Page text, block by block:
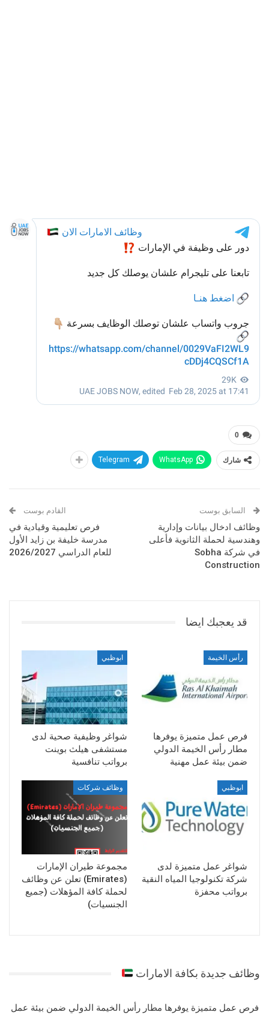
0
شارك WhatsApp
Telegram
السابق بوست
وظائف ادخال بيانات وإدارية
وهندسية لحملة الثانوية فأعلى
في شركة Sobha
Construction
القادم بوست
فرص تعليمية وقيادية في
مدرسة خليفة بن زايد الأول
للعام الدراسي 2026/2027
قد يعجبك ايضا
رأس الخيمة
فرص عمل متميزة يوفرها
مطار رأس الخيمة الدولي
ضمن بيئة عمل مهنية
ابوظبي
شواغر وظيفية صحية لدى
مستشفى هيلث بوينت
برواتب تنافسية
ابوظبي
شواغر عمل متميزة لدى
شركة تكنولوجيا المياه النقية
برواتب محفزة
وظائف شركات
مجموعة طيران الإمارات
(Emirates) تعلن عن وظائف
لحملة كافة المؤهلات (جميع
الجنسيات)
وظائف جديدة بكافة الامارات
فرص عمل متميزة يوفرها مطار رأس الخيمة الدولي ضمن بيئة عمل